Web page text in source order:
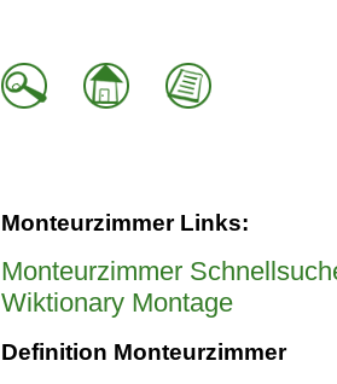
Monteurzimmer Links:
Monteurzimmer
Wiktionary Montage
Definition Monteurzimmer